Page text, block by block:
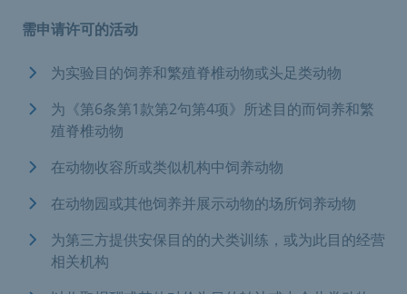
需申请许可的活动
为实验目的饲养和繁殖脊椎动物或头足类动物
为《第6条第1款第2句第4项》所述目的而饲养和繁
殖脊椎动物
在动物收容所或类似机构中饲养动物
在动物园或其他饲养并展示动物的场所饲养动物
为第三方提供安保目的的犬类训练，或为此目的经营
相关机构